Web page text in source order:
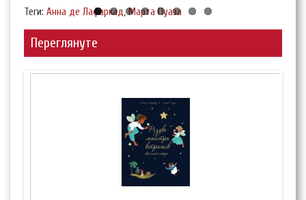
Теги: Анна де Лафаркад,Марта Пуаза
Переглянуте